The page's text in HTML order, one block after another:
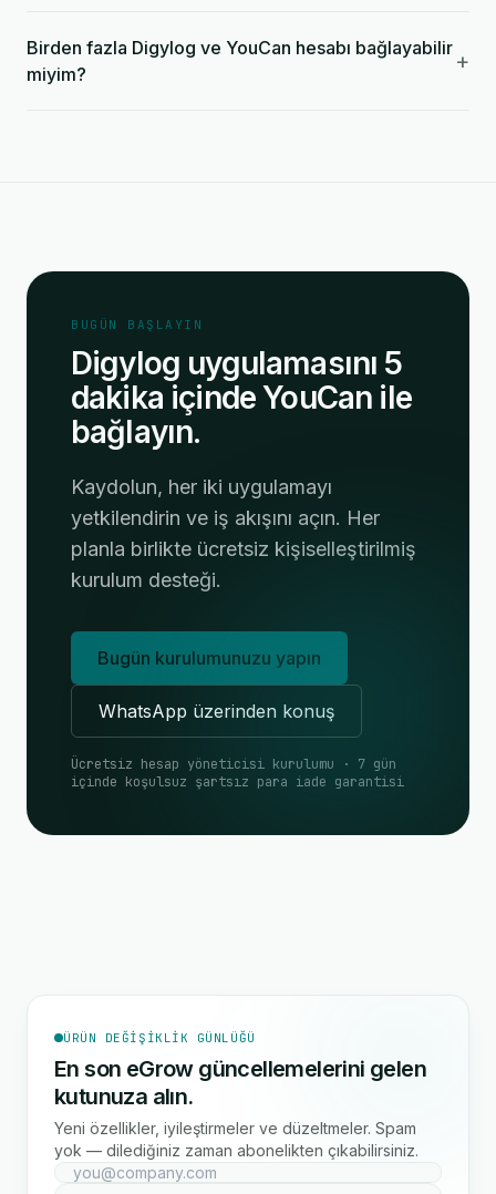
Birden fazla Digylog ve YouCan hesabı bağlayabilir
miyim?
+
BUGÜN BAŞLAYIN
Digylog uygulamasını 5
dakika içinde YouCan ile
bağlayın.
Kaydolun, her iki uygulamayı
yetkilendirin ve iş akışını açın. Her
planla birlikte ücretsiz kişiselleştirilmiş
kurulum desteği.
Bugün kurulumunuzu yapın
WhatsApp üzerinden konuş
Ücretsiz hesap yöneticisi kurulumu · 7 gün
içinde koşulsuz şartsız para iade garantisi
ÜRÜN DEĞIŞIKLIK GÜNLÜĞÜ
En son eGrow güncellemelerini gelen
kutunuza alın.
Yeni özellikler, iyileştirmeler ve düzeltmeler. Spam
yok — dilediğiniz zaman abonelikten çıkabilirsiniz.